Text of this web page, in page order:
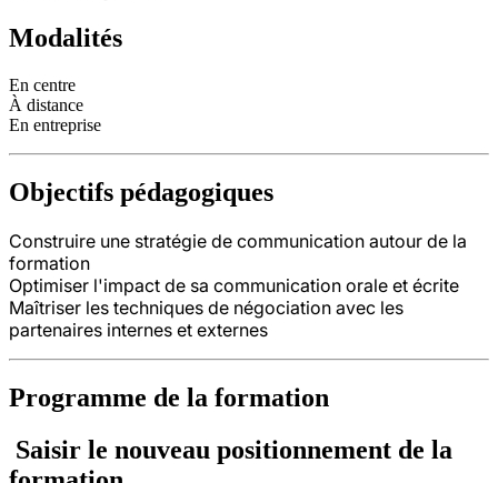
Modalités
En centre
À distance
En entreprise
Objectifs pédagogiques
Construire une stratégie de communication autour de la
formation
Optimiser l'impact de sa communication orale et écrite
Maîtriser les techniques de négociation avec les
partenaires internes et externes
Programme de la formation
Saisir le nouveau positionnement de la